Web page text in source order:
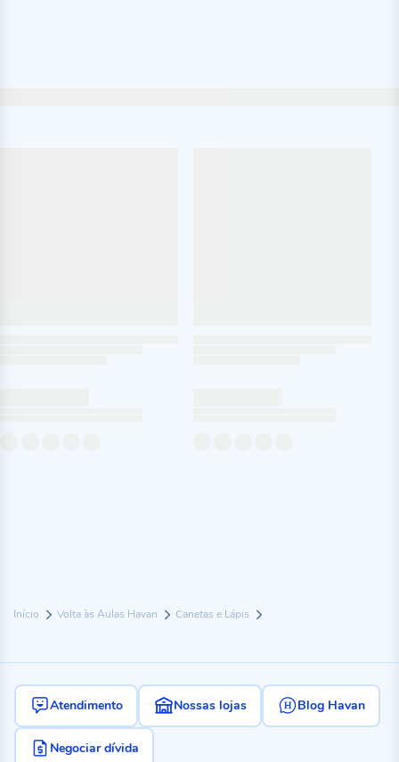
Início Volta às Aulas Havan Canetas e Lápis
Atendimento Nossas lojas Blog Havan
Negociar dívida